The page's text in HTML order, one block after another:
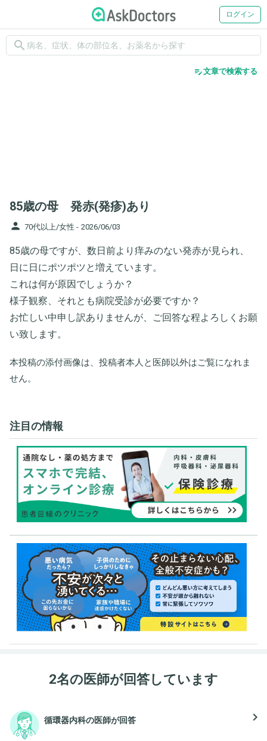
ログイン
search
edit_note文章で検索する
85歳の母 発赤(発疹)あり
person 70代以上/女性 - 2026/06/03
85歳の母ですが、数日前より痒みのない発赤が見られ、
日に日にポツポツと増えています。
これは何が原因でしょうか？
様子観察、それとも病院受診が必要ですか？
お忙しい中申し訳ありませんが、ご回答な程よろしくお願
い致します。
本投稿の添付画像は、投稿者本人と医師以外はご覧になれま
せん。
注目の情報
2名の医師が回答しています
循環器内科の医師が回答 navigate_next